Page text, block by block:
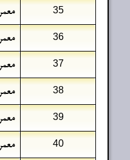
35
36
37
38
39
40